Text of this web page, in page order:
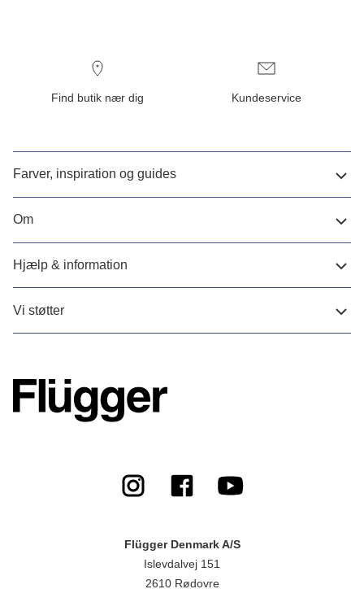
Find butik nær dig Kundeservice
Farver, inspiration og guides
Om
Hjælp & information
Vi støtter
Flügger Denmark A/S
Islevdalvej 151
2610 Rødovre